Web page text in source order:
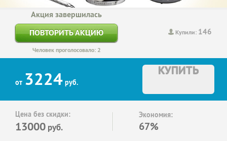
Купили: 146
Акция завершилась
ПОВТОРИТЬ АКЦИЮ
Человек проголосовало: 2
от 3224 руб.
КУПИТЬ
Цена без скидки:
13000 руб.
Экономия:
67%